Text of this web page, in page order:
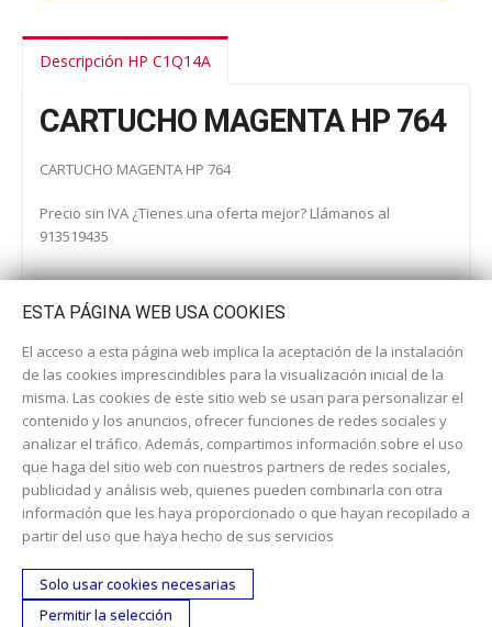
Descripción HP C1Q14A
CARTUCHO MAGENTA HP 764
CARTUCHO MAGENTA HP 764
Precio sin IVA ¿Tienes una oferta mejor? Llámanos al
913519435
Dirección:c/ Cercedilla nº 14, 28925 Alcorcón
Email:contacta aquí
Teléfono:913519435
ESTA PÁGINA WEB USA COOKIES
El acceso a esta página web implica la aceptación de la instalación
de las cookies imprescindibles para la visualización inicial de la
misma. Las cookies de este sitio web se usan para personalizar el
contenido y los anuncios, ofrecer funciones de redes sociales y
analizar el tráfico. Además, compartimos información sobre el uso
que haga del sitio web con nuestros partners de redes sociales,
publicidad y análisis web, quienes pueden combinarla con otra
información que les haya proporcionado o que hayan recopilado a
partir del uso que haya hecho de sus servicios
Solo usar cookies necesarias
Permitir la selección